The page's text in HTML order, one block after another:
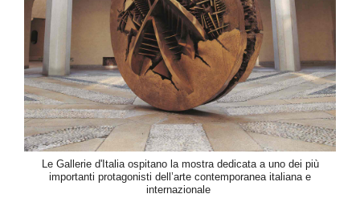
Le Gallerie d'Italia ospitano la mostra dedicata a uno dei più
importanti protagonisti dell’arte contemporanea italiana e
internazionale